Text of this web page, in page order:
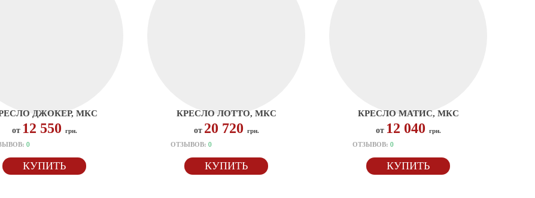
ДЖОКЕР, МКС
от 12 550 грн.
0
КУПИТЬ
КРЕСЛО ЛОТТО, МКС
от 20 720 грн.
ОТЗЫВОВ: 0
КУПИТЬ
КРЕСЛО МАТИС, МКС
от 12 040 грн.
ОТЗЫВОВ: 0
КУПИТЬ